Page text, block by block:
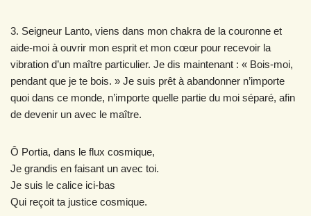
3. Seigneur Lanto, viens dans mon chakra de la couronne et
aide-moi à ouvrir mon esprit et mon cœur pour recevoir la
vibration d’un maître particulier. Je dis maintenant : « Bois-moi,
pendant que je te bois. » Je suis prêt à abandonner n’importe
quoi dans ce monde, n’importe quelle partie du moi séparé, afin
de devenir un avec le maître.
Ô Portia, dans le flux cosmique,
Je grandis en faisant un avec toi.
Je suis le calice ici-bas
Qui reçoit ta justice cosmique.